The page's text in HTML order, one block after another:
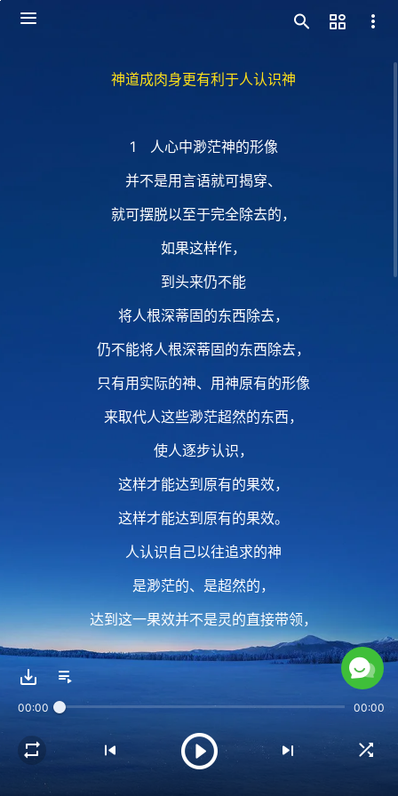
神道成肉身更有利于人认识神
1 人心中渺茫神的形像
并不是用言语就可揭穿、
就可摆脱以至于完全除去的，
如果这样作，
到头来仍不能
将人根深蒂固的东西除去，
仍不能将人根深蒂固的东西除去，
只有用实际的神、用神原有的形像
来取代人这些渺茫超然的东西，
使人逐步认识，
这样才能达到原有的果效，
这样才能达到原有的果效。
人认识自己以往追求的神
是渺茫的、是超然的，
达到这一果效并不是灵的直接带领，
更不是某一个人的教导，
2 正因为道成肉身的神的正常、实际
00:00 00:00